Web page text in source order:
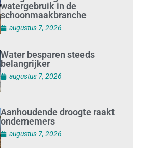
watergebruik in de
schoonmaakbranche
augustus 7, 2026
Water besparen steeds
belangrijker
augustus 7, 2026
Aanhoudende droogte raakt
ondernemers
augustus 7, 2026